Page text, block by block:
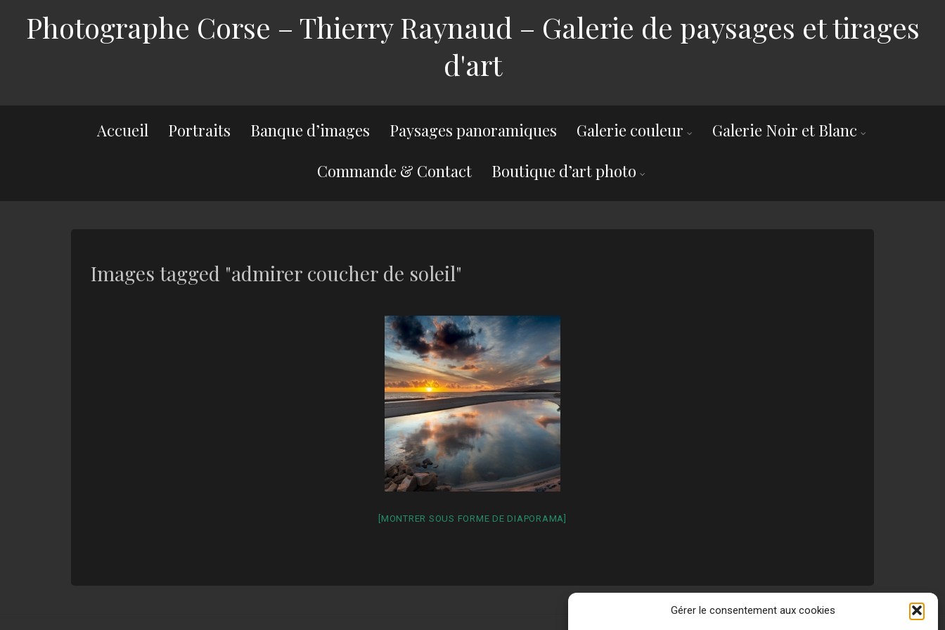
Gérer le consentement aux cookies
Photographe Corse – Thierry Raynaud – Galerie de paysages et tirages
d'art
Accueil Portraits Banque d’images Paysages panoramiques Galerie couleur
Galerie Noir et Blanc
Commande & Contact
Boutique d’art photo
Images tagged "admirer coucher de soleil"
[MONTRER SOUS FORME DE DIAPORAMA]